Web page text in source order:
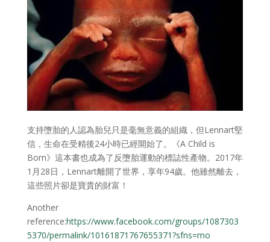
支持墮胎的人認為胎兒只是毫無意義的組織，但Lennart堅
信，生命在受精後24小時已經開始了。《A Child is
Born》這本書也成為了反墮胎運動的標誌性產物。2017年
1月28日，Lennart離開了世界，享年94歲。他雖然離去，
這些照片卻是寶貴的財富！
Another
reference:https://www.facebook.com/groups/1087303
5370/permalink/10161871767655371?sfns=mo